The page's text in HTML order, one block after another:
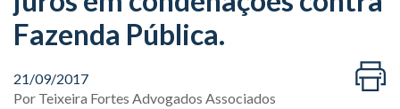
Fazenda Pública.
21/09/2017
Por Teixeira Fortes Advogados Associados